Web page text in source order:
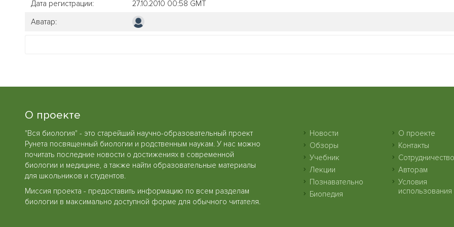
Дата регистрации:
27.10.2010 00:58 GMT
Аватар:
О проекте
"Вся биология" - это старейший научно-образовательный проект
Рунета посвященный биологии и родственным наукам. У нас можно
почитать последние новости о достижениях в современной
биологии и медицине, а также найти образовательные материалы
для школьников и студентов.
Миссия проекта - предоставить информацию по всем разделам
биологии в максимально доступной форме для обычного читателя.
Новости
Обзоры
Учебник
Лекции
Познавательно
Биопедия
О проекте
Контакты
Сотрудничество
Авторам
Условия
использования